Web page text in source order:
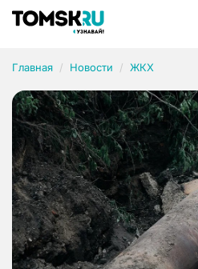
Главная Новости ЖКХ